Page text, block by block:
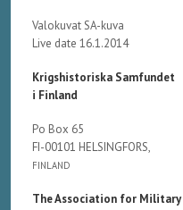
Valokuvat SA-kuva
Live date 16.1.2014
Krigshistoriska Samfundet
i Finland
Po Box 65
FI-00101 HELSINGFORS,
FINLAND
The Association for Military